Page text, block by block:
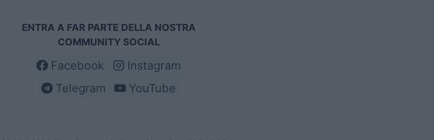
ENTRA A FAR PARTE DELLA NOSTRA
COMMUNITY SOCIAL
Facebook
Instagram
Telegram
YouTube